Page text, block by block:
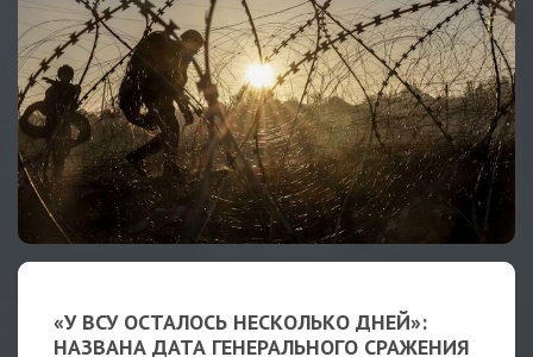
«У ВСУ ОСТАЛОСЬ НЕСКОЛЬКО ДНЕЙ»:
НАЗВАНА ДАТА ГЕНЕРАЛЬНОГО СРАЖЕНИЯ